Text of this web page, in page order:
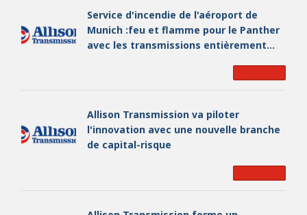
Service d'incendie de l'aéroport de
Munich : feu et flamme pour le Panther
avec les transmissions entièrement
Allison Transmission va piloter
l'innovation avec une nouvelle branche
de capital-risque